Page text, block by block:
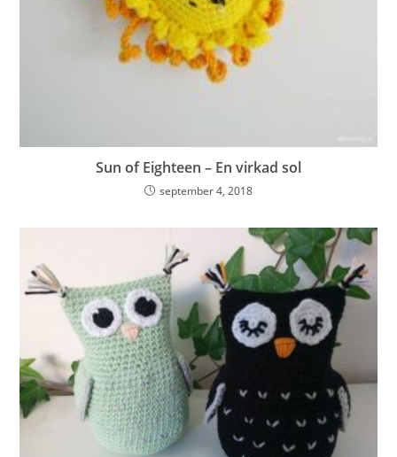
Sun of Eighteen – En virkad sol
september 4, 2018